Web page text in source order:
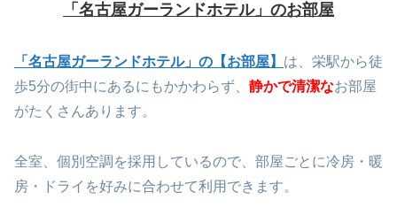
「名古屋ガーランドホテル」のお部屋
「名古屋ガーランドホテル」の【お部屋】 は、栄駅から徒
歩5分の街中にあるにもかかわらず、 静かで清潔なお部屋
がたくさんあります。
全室、個別空調を採用しているので、部屋ごとに冷房・暖
房・ドライを好みに合わせて利用できます。